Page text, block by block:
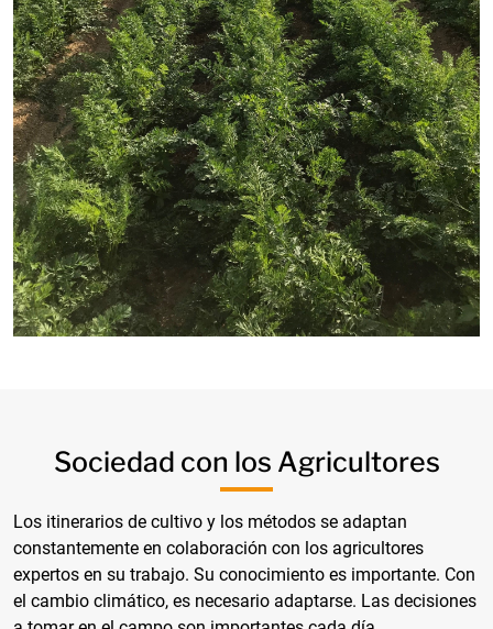
Sociedad con los Agricultores
Los itinerarios de cultivo y los métodos se adaptan
constantemente en colaboración con los agricultores
expertos en su trabajo. Su conocimiento es importante. Con
el cambio climático, es necesario adaptarse. Las decisiones